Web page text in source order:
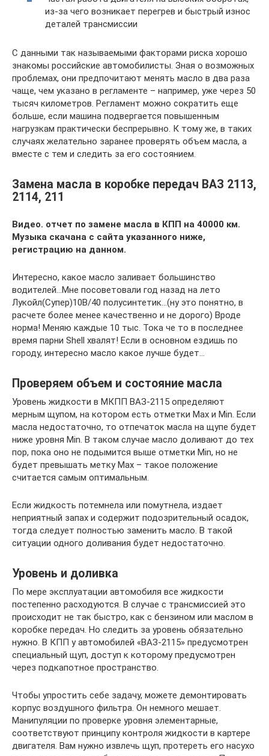
из-за чего возникает перегрев и быстрый износ
деталей трансмиссии
С данными так называемыми факторами риска хорошо
знакомы российские автомобилисты. Зная о возможных
проблемах, они предпочитают менять масло в два раза
чаще, чем указано в регламенте – например, уже через 50
тысяч километров. Регламент можно сократить еще
больше, если машина подвергается повышенным
нагрузкам практически беспрерывно. К тому же, в таких
случаях желательно заранее проверять объем масла, а
вместе с тем и следить за его состоянием.
Замена масла в коробке передач ВАЗ 2113,
2114, 211
Видео. отчет по замене масла в КПП на 40000 км.
Музыка скачана с сайта указанного ниже,
регистрацию на данном.
Интересно, какое масло заливает большинство
водителей…Мне посоветовали год назад на лето
Лукойл(Cупер)10B/40 полусинтетик…(ну это понятно, в
расчете более менее качественно и не дорого) Вроде
норма! Меняю каждые 10 тыс. Тока че то в последнее
время парни Shell хвалят! Если в основном ездишь по
городу, интересно масло какое лучше будет…
Проверяем объем и состояние масла
Уровень жидкости в МКПП ВАЗ-2115 определяют
мерным щупом, на котором есть отметки Max и Min. Если
масла недостаточно, то отпечаток масла на щупе будет
ниже уровня Min. В таком случае масло доливают до тех
пор, пока оно не подымится выше отметки Min, но не
будет превышать метку Max – такое положение
считается самым оптимальным.
Если жидкость потемнела или помутнела, издает
неприятный запах и содержит подозрительный осадок,
тогда следует полностью заменить масло. В такой
ситуации одного доливания будет недостаточно.
Уровень и доливка
По мере эксплуатации автомобиля все жидкости
постепенно расходуются. В случае с трансмиссией это
происходит не так быстро, как с бензином или маслом в
коробке передач. Но следить за уровень обязательно
нужно. В КПП у автомобилей «ВАЗ-2115» предусмотрен
специальный щуп, доступ к которому предусмотрен
через подкапотное пространство.
Чтобы упростить себе задачу, можете демонтировать
корпус воздушного фильтра. Он немного мешает.
Манипуляции по проверке уровня элементарные,
соответствуют принципу контроля жидкости в картере
двигателя. Вам нужно извлечь щуп, протереть его насухо